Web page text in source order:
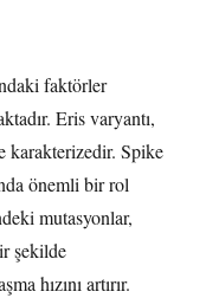
faktörler
Eris varyantı,
karakterizedir. Spike
önemli bir rol
mutasyonlar,
şekilde
hızını artırır.